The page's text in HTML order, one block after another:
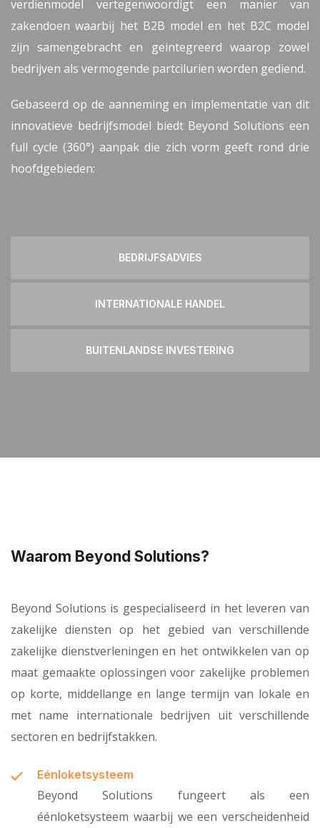
verdienmodel vertegenwoordigt een manier van
zakendoen waarbij het B2B model en het B2C model
zijn samengebracht en geintegreerd waarop zowel
bedrijven als vermogende partcilurien worden gediend.
Gebaseerd op de aanneming en implementatie van dit
innovatieve bedrijfsmodel biedt Beyond Solutions een
full cycle (360°) aanpak die zich vorm geeft rond drie
hoofdgebieden:
BEDRIJFSADVIES
INTERNATIONALE HANDEL
BUITENLANDSE INVESTERING
Waarom Beyond Solutions?
Beyond Solutions is gespecialiseerd in het leveren van
zakelijke diensten op het gebied van verschillende
zakelijke dienstverleningen en het ontwikkelen van op
maat gemaakte oplossingen voor zakelijke problemen
op korte, middellange en lange termijn van lokale en
met name internationale bedrijven uit verschillende
sectoren en bedrijfstakken.
Eénloketsysteem
Beyond Solutions fungeert als een
éénloketsysteem waarbij we een verscheidenheid